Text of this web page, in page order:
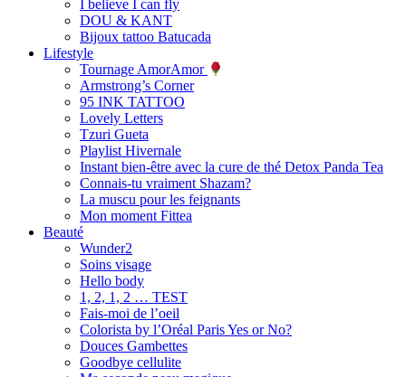
I believe I can fly
DOU & KANT
Bijoux tattoo Batucada
Lifestyle
Tournage AmorAmor
Armstrong’s Corner
95 INK TATTOO
Lovely Letters
Tzuri Gueta
Playlist Hivernale
Instant bien-être avec la cure de thé Detox Panda Tea
Connais-tu vraiment Shazam?
La muscu pour les feignants
Mon moment Fittea
Beauté
Wunder2
Soins visage
Hello body
1, 2, 1, 2 … TEST
Fais-moi de l’oeil
Colorista by l’Oréal Paris Yes or No?
Douces Gambettes
Goodbye cellulite